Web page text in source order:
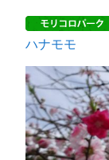
ハナモモ